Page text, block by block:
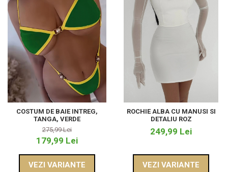
COSTUM DE BAIE INTREG,
TANGA, VERDE
275,99 Lei
179,99 Lei
VEZI VARIANTE
ROCHIE ALBA CU MANUSI SI
DETALIU ROZ
249,99 Lei
VEZI VARIANTE